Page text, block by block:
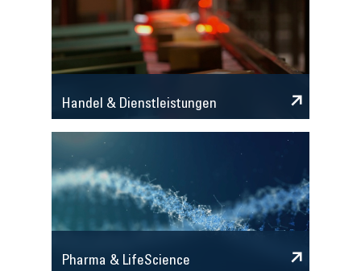
Handel & Dienstleistungen
Pharma & LifeScience